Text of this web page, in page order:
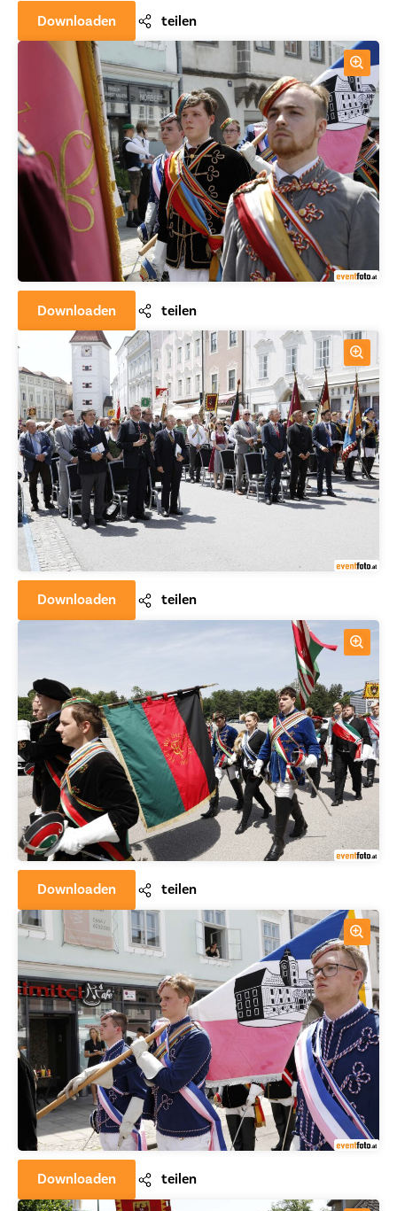
Downloaden teilen
Downloaden teilen
Downloaden teilen
Downloaden teilen
Downloaden teilen